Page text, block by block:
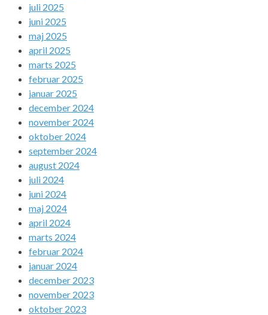
juli 2025
juni 2025
maj 2025
april 2025
marts 2025
februar 2025
januar 2025
december 2024
november 2024
oktober 2024
september 2024
august 2024
juli 2024
juni 2024
maj 2024
april 2024
marts 2024
februar 2024
januar 2024
december 2023
november 2023
oktober 2023